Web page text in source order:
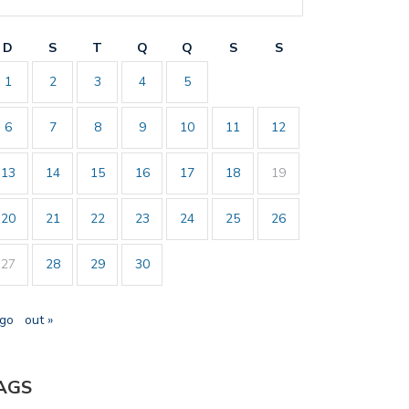
D S T Q Q S
S
1
2 3 4 5
6 7 8 9 10 11 12
13 14 15 16 17 18 19
20 21 22 23 24 25 26
27 28 29 30
out »